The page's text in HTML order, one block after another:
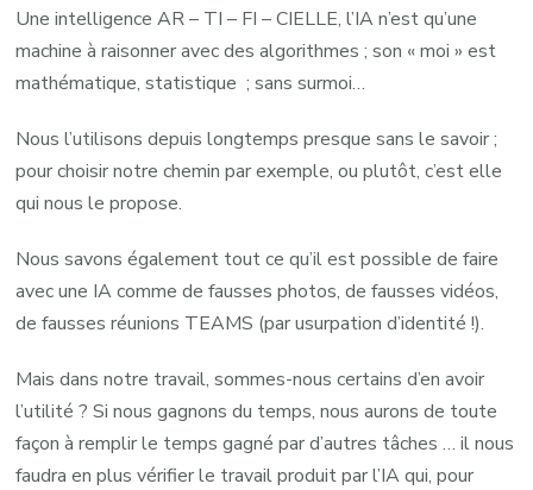
Une intelligence AR – TI – FI – CIELLE, l’IA n’est qu’une
machine à raisonner avec des algorithmes ; son « moi » est
mathématique, statistique ; sans surmoi…
Nous l’utilisons depuis longtemps presque sans le savoir ;
pour choisir notre chemin par exemple, ou plutôt, c’est elle
qui nous le propose.
Nous savons également tout ce qu’il est possible de faire
avec une IA comme de fausses photos, de fausses vidéos,
de fausses réunions TEAMS (par usurpation d’identité !).
Mais dans notre travail, sommes-nous certains d’en avoir
l’utilité ? Si nous gagnons du temps, nous aurons de toute
façon à remplir le temps gagné par d’autres tâches … il nous
faudra en plus vérifier le travail produit par l’IA qui, pour